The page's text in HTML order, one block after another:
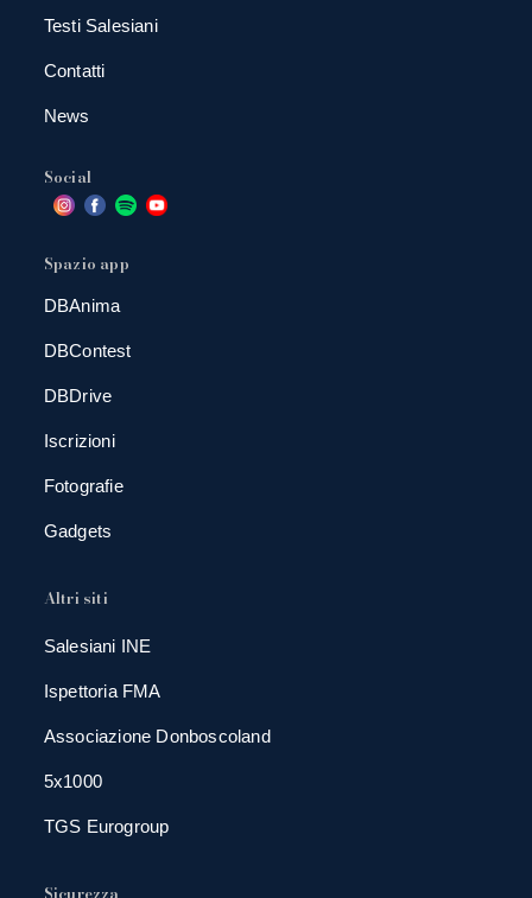
Testi Salesiani
Contatti
News
Social
Spazio app
DBAnima
DBContest
DBDrive
Iscrizioni
Fotografie
Gadgets
Altri siti
Salesiani INE
Ispettoria FMA
Associazione Donboscoland
5x1000
TGS Eurogroup